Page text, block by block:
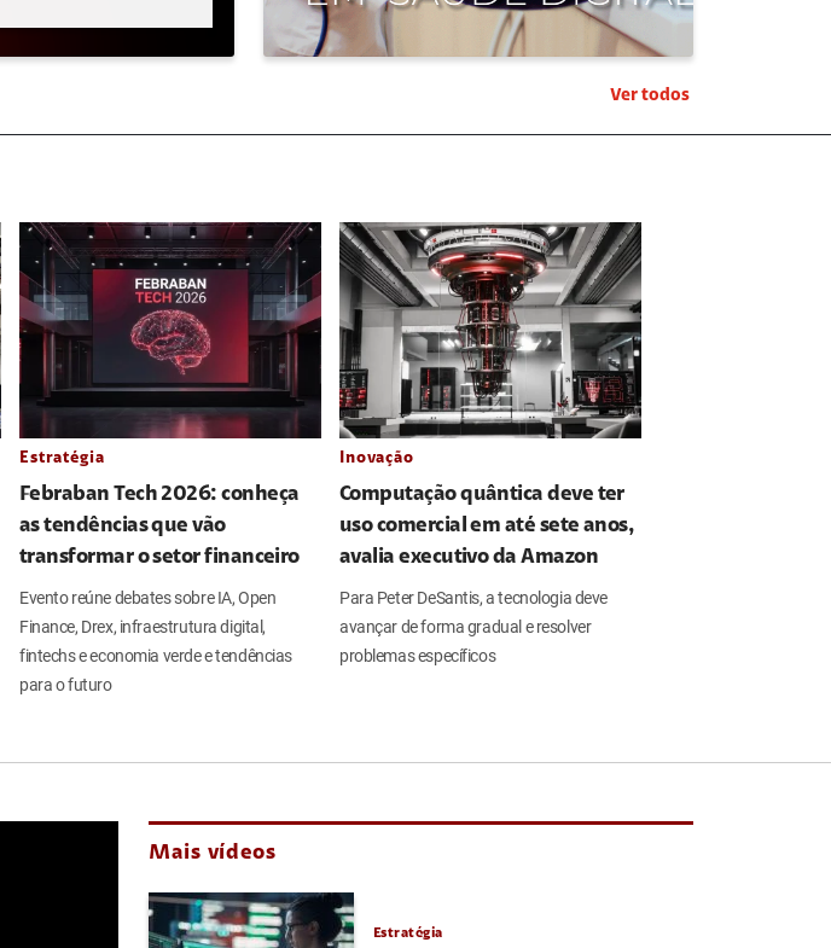
Ver todos
Estratégia
Febraban Tech 2026: conheça
as tendências que vão
transformar o setor financeiro
Evento reúne debates sobre IA, Open
Finance, Drex, infraestrutura digital,
fintechs e economia verde e tendências
para o futuro
Inovação
Computação quântica deve ter
uso comercial em até sete anos,
avalia executivo da Amazon
Para Peter DeSantis, a tecnologia deve
avançar de forma gradual e resolver
problemas específicos
Mais vídeos
Estratégia